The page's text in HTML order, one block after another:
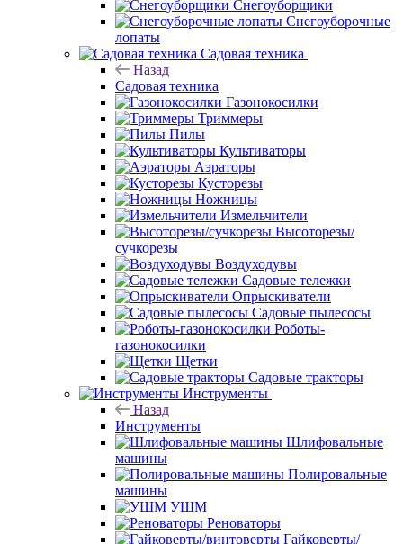
Снегоуборщики
Снегоуборочные
лопаты
Садовая техника
Назад
Садовая техника
Газонокосилки
Триммеры
Пилы
Культиваторы
Аэраторы
Кусторезы
Ножницы
Измельчители
Высоторезы/
сучкорезы
Воздуходувы
Садовые тележки
Опрыскиватели
Садовые пылесосы
Роботы-
газонокосилки
Щетки
Садовые тракторы
Инструменты
Назад
Инструменты
Шлифовальные
машины
Полировальные
машины
УШМ
Реноваторы
Гайковерты/